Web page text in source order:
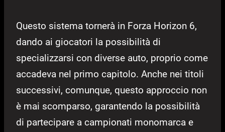
Questo sistema tornerà in Forza Horizon 6,
dando ai giocatori la possibilità di
specializzarsi con diverse auto, proprio come
accadeva nel primo capitolo. Anche nei titoli
successivi, comunque, questo approccio non
è mai scomparso, garantendo la possibilità
di partecipare a campionati monomarca e